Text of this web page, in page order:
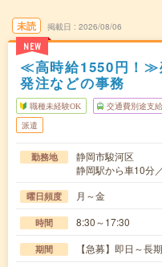
未読
NEW
掲載日 2026/08/06
≪高時給1550円！≫
発注などの事務
職種未経験OK 交通費別途支
派遣
勤務地
静岡市駿河区
静岡駅から車10分
曜日頻度 月～金
時間 8:30～17:30
期間 【急募】即日～